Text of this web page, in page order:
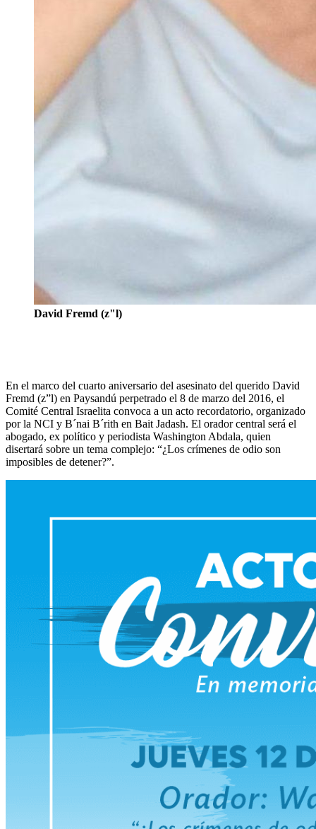
David Fremd (z"l)
En el marco del cuarto aniversario del asesinato del querido David
Fremd (z”l) en Paysandú perpetrado el 8 de marzo del 2016, el
Comité Central Israelita convoca a un acto recordatorio, organizado
por la NCI y B´nai B´rith en Bait Jadash. El orador central será el
abogado, ex político y periodista Washington Abdala, quien
disertará sobre un tema complejo: “¿Los crímenes de odio son
imposibles de detener?”.